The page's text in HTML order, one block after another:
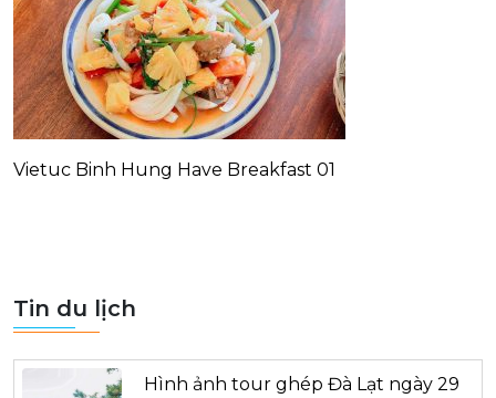
Vietuc Binh Hung Have Breakfast 01
Tin du lịch
Hình ảnh tour ghép Đà Lạt ngày 29